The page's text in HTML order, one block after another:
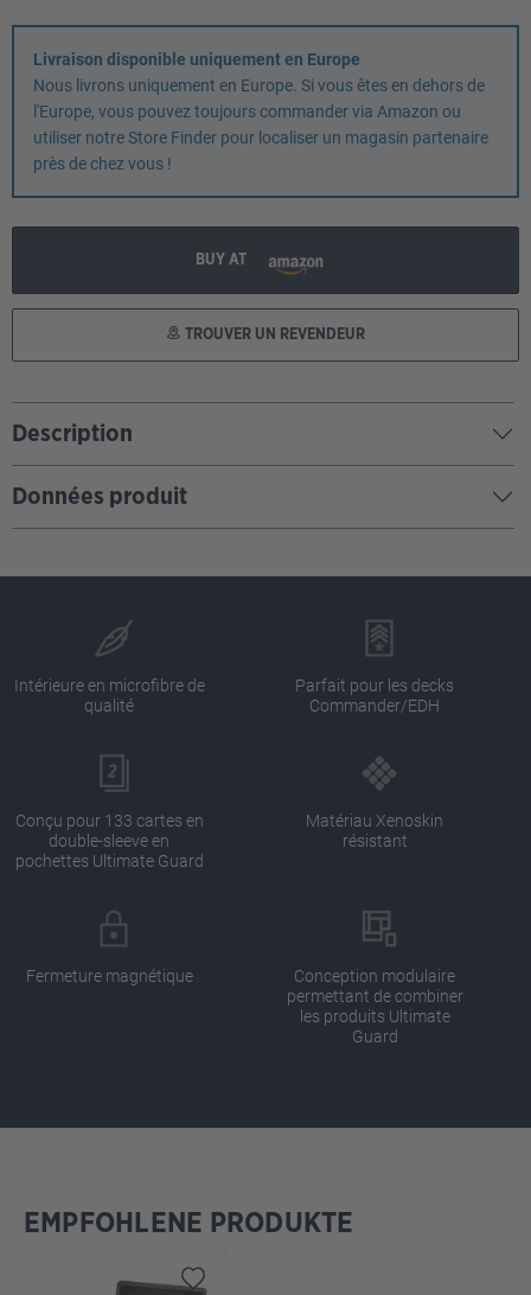
Livraison disponible uniquement en Europe
Nous livrons uniquement en Europe. Si vous êtes en dehors de
l'Europe, vous pouvez toujours commander via Amazon ou
utiliser notre Store Finder pour localiser un magasin partenaire
près de chez vous !
BUY AT
TROUVER UN REVENDEUR
Description
Données produit
Intérieure en microfibre de
qualité
Parfait pour les decks
Commander/EDH
Conçu pour 133 cartes en
double-sleeve en
pochettes Ultimate Guard
Matériau Xenoskin
résistant
Fermeture magnétique
Conception modulaire
permettant de combiner
les produits Ultimate
Guard
Ignorer la galerie de produits
EMPFOHLENE PRODUKTE